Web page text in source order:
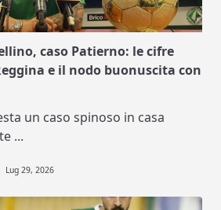
caso Patierno: le cifre
e il nodo buonuscita con
un caso spinoso in casa
...
Lug 29, 2026